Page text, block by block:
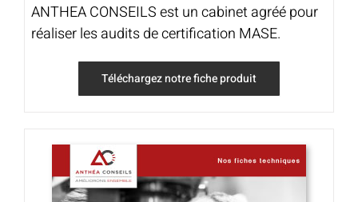
ANTHEA CONSEILS est un cabinet agréé pour
réaliser les audits de certification MASE.
Téléchargez notre fiche produit